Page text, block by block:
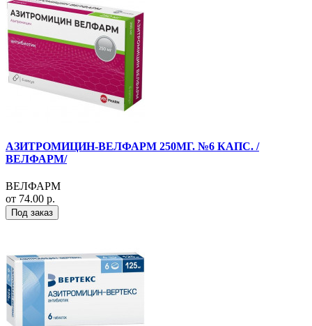
АЗИТРОМИЦИН-ВЕЛФАРМ 250МГ. №6 КАПС. /
ВЕЛФАРМ/
ВЕЛФАРМ
от 74.00 р.
Под заказ